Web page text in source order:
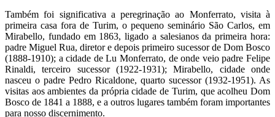
Também foi significativa a peregrinação ao Monferrato, visita à
primeira casa fora de Turim, o pequeno seminário São Carlos, em
Mirabello, fundado em 1863, ligado a salesianos da primeira hora:
padre Miguel Rua, diretor e depois primeiro sucessor de Dom Bosco
(1888-1910); a cidade de Lu Monferrato, de onde veio padre Felipe
Rinaldi, terceiro sucessor (1922-1931); Mirabello, cidade onde
nasceu o padre Pedro Ricaldone, quarto sucessor (1932-1951). As
visitas aos ambientes da própria cidade de Turim, que acolheu Dom
Bosco de 1841 a 1888, e a outros lugares também foram importantes
para nosso discernimento.